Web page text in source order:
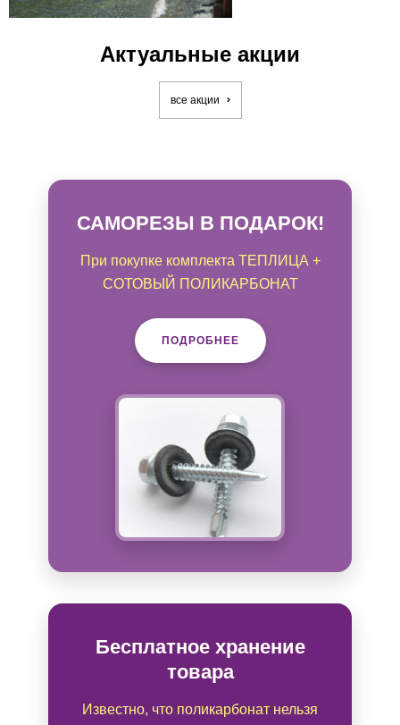
Актуальные акции
все акции
САМОРЕЗЫ В ПОДАРОК!
При покупке комплекта ТЕПЛИЦА +
СОТОВЫЙ ПОЛИКАРБОНАТ
ПОДРОБНЕЕ
Бесплатное хранение
товара
Известно, что поликарбонат нельзя